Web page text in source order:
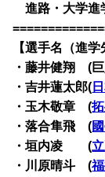
・進路・大学進
【選手名（進学
・藤井健翔 (
・吉井蓮太郎(
・玉木敬章 (
・落合隼飛 (
・垣内凌 (
・川原晴斗 (